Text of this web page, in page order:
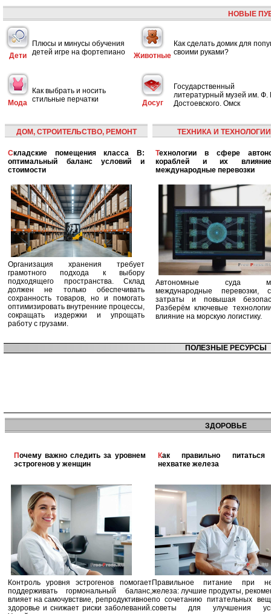
НОВЫЕ
Дети
Плюсы и минусы обучения
детей игре на фортепиано
Животные
Как сделать домик для
своими руками?
Мода
Как выбрать и носить
стильные перчатки
Досуг
Государственный
литературный музей им. Ф.
Достоевского. Омск
ДОМ, СТРОИТЕЛЬСТВО, РЕМОНТ
Складские помещения класса B:
оптимальный баланс условий и
стоимости
Организация хранения требует
грамотного подхода к выбору
подходящего пространства. Склад
должен не только обеспечивать
сохранность товаров, но и помогать
оптимизировать внутренние процессы,
сокращать издержки и упрощать
работу с грузами.
ТЕХНИКА И ТЕХНОЛОГИИ
Технологии в сфере автономных
кораблей и их
международные перевозки
Автономные суда
международные перевозки,
затраты и повышая
Разберём ключевые
влияние на морскую логистику.
ПОЛЕЗНЫЕ РЕСУРСЫ
ЗДОРОВЬЕ
Почему важно следить за уровнем
эстрогенов у женщин
Контроль уровня эстрогенов помогает
поддерживать гормональный баланс,
влияет на самочувствие, репродуктивное
здоровье и снижает риски заболеваний.
Как правильно питаться при
нехватке железа
Правильное питание при
железа: лучшие продукты,
по сочетанию питательных
советы для улучшения